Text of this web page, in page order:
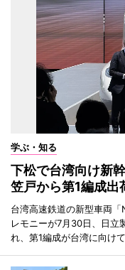
学ぶ・知る
下松で台湾向け新
笠戸から第1編成出
台湾高速鉄道の新型車両
レモニーが7月30日、日立
れ、第1編成が台湾に向け